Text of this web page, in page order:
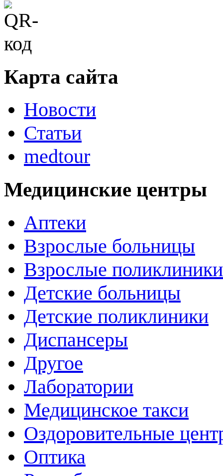
Карта сайта
Новости
Статьи
medtour
Медицинские центры
Аптеки
Взрослые больницы
Взрослые поликлиники
Детские больницы
Детские поликлиники
Диспансеры
Другое
Лаборатории
Медицинское такси
Оздоровительные
Оптика